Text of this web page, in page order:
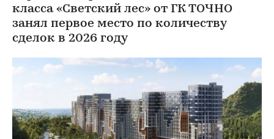
класса «Светский лес» от ГК ТОЧНО
занял первое место по количеству
сделок в 2026 году